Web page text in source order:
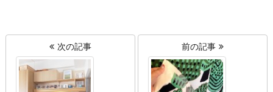
次の記事 前の記事